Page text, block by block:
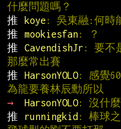
什麼問題嗎？
推
koye : 吳東融:何時
推
mookiesfan: ？
推
CavendishJr : 要不
那麼常出賽
推
HarsonYOLO: 感覺60
為龍要養林辰勳所以
→
HarsonYOLO: 沒什麼
推
runningkid : 棒球